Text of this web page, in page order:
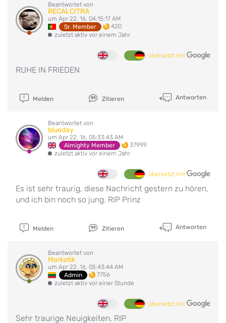
Beantwortet von
RECALCITRA
um Apr 22, 16, 04:15:17 AM
Sr. Member
420
zuletzt aktiv vor einem Jahr
übersetzt mit
RUHE IN FRIEDEN
Melden Zitieren Antworten
Beantwortet von
blueday
um Apr 22, 16, 05:33:43 AM
Almighty Member
37999
zuletzt aktiv vor einem Jahr
übersetzt mit
Es ist sehr traurig, diese Nachricht gestern zu hören,
und ich bin noch so jung. RIP Prinz
Melden Zitieren Antworten
Beantwortet von
Markotik
um Apr 22, 16, 05:43:44 AM
Admin
7756
zuletzt aktiv vor einer Stunde
übersetzt mit
Sehr traurige Neuigkeiten, RIP